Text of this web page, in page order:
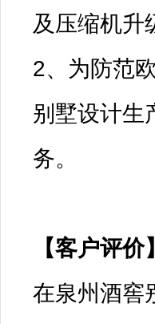
及压缩机升
2、为防范
别墅设计生
务。
【客户评价】
在泉州酒窖